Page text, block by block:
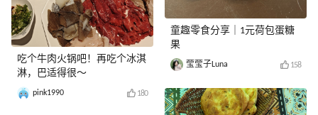
吃个牛肉火锅吧！再吃个冰淇
淋，巴适得很～
pink1990 180
童趣零食分享｜1元荷包蛋糖
果
莹莹子Luna 158